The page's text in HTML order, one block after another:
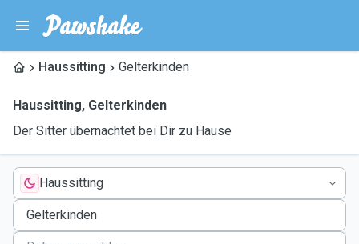
Haussitting Gelterkinden
Haussitting, Gelterkinden
Der Sitter übernachtet bei Dir zu Hause
Haussitting